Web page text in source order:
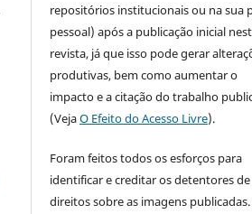
repositórios institucionais ou na sua
pessoal) após a publicação inicial
revista, já que isso pode gerar
produtivas, bem como aumentar o
impacto e a citação do trabalho
(VejaO Efeito do Acesso Livre).
Foram feitos todos os esforços para
identificar e creditar os detentores de
direitos sobre as imagens publicadas.